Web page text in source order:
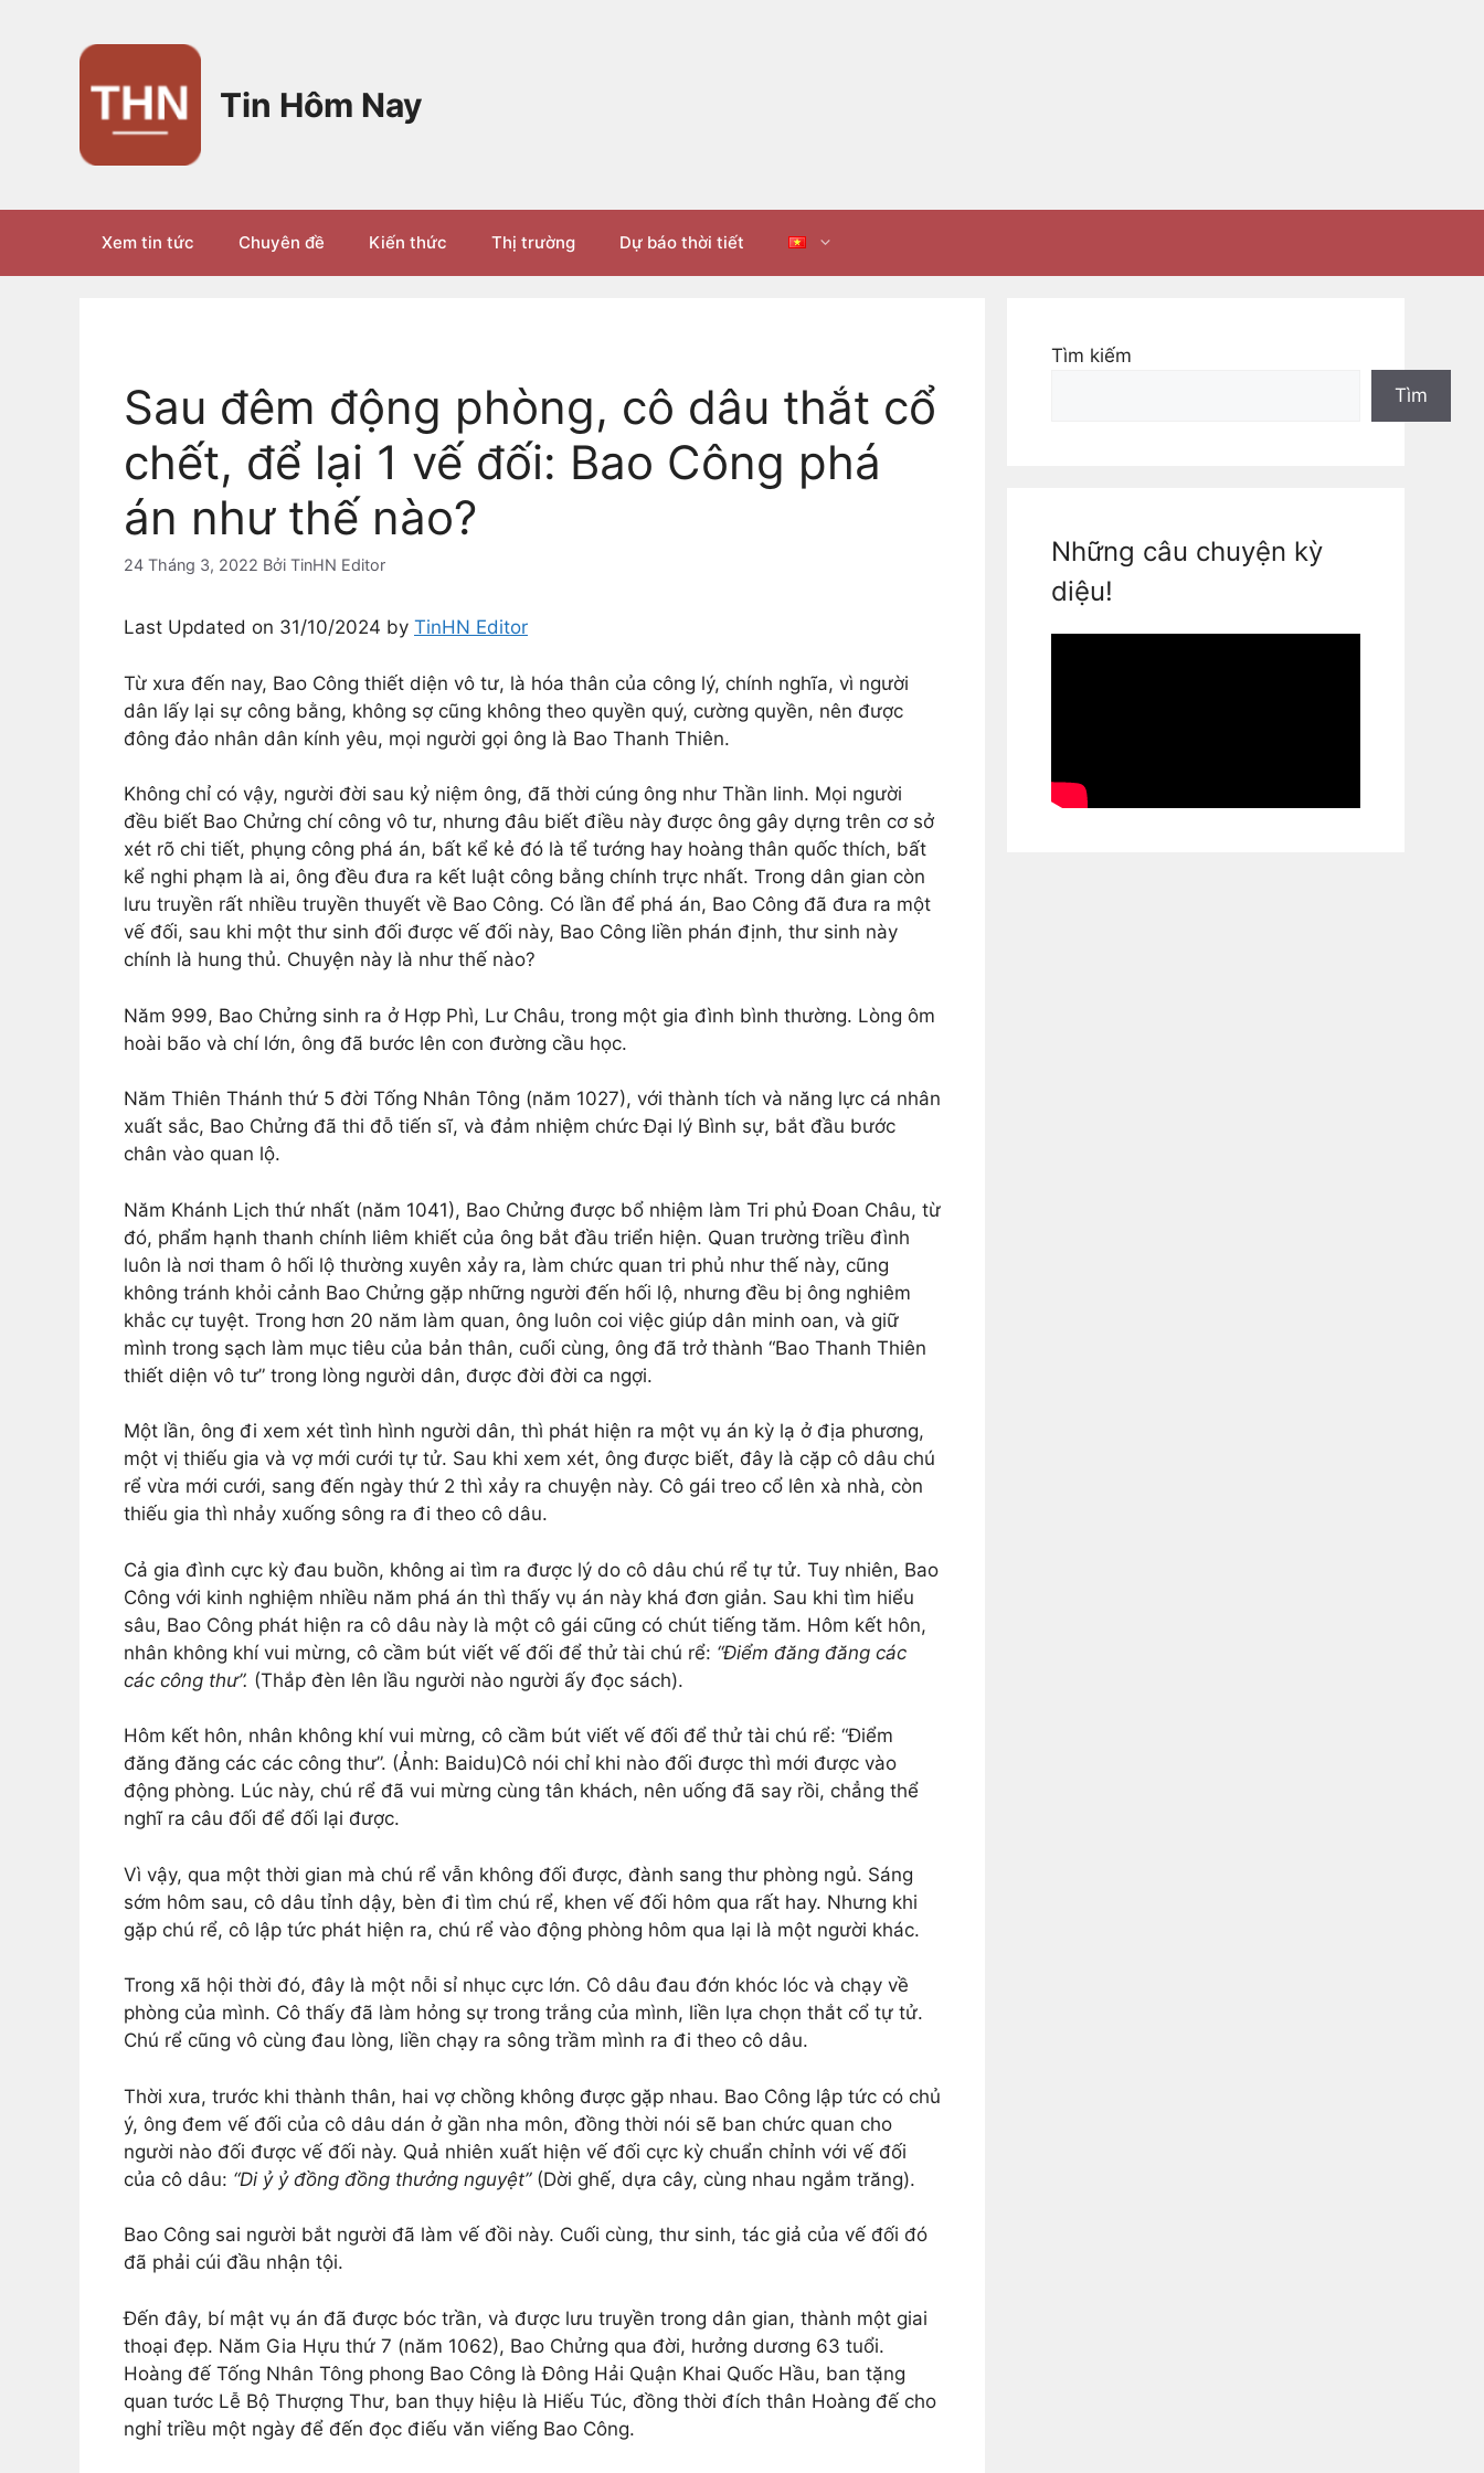
Tin Hôm Nay
Xem tin tức Chuyên đề Kiến thức Thị trường Dự báo thời tiết
Sau đêm động phòng, cô dâu thắt cổ
chết, để lại 1 vế đối: Bao Công phá
án như thế nào?
24 Tháng 3, 2022 Bởi TinHN Editor
Last Updated on 31/10/2024 by TinHN Editor
Từ xưa đến nay, Bao Công thiết diện vô tư, là hóa thân của công lý, chính nghĩa, vì người
dân lấy lại sự công bằng, không sợ cũng không theo quyền quý, cường quyền, nên được
đông đảo nhân dân kính yêu, mọi người gọi ông là Bao Thanh Thiên.
Không chỉ có vậy, người đời sau kỷ niệm ông, đã thời cúng ông như Thần linh. Mọi người
đều biết Bao Chửng chí công vô tư, nhưng đâu biết điều này được ông gây dựng trên cơ sở
xét rõ chi tiết, phụng công phá án, bất kể kẻ đó là tể tướng hay hoàng thân quốc thích, bất
kể nghi phạm là ai, ông đều đưa ra kết luật công bằng chính trực nhất. Trong dân gian còn
lưu truyền rất nhiều truyền thuyết về Bao Công. Có lần để phá án, Bao Công đã đưa ra một
vế đối, sau khi một thư sinh đối được vế đối này, Bao Công liền phán định, thư sinh này
chính là hung thủ. Chuyện này là như thế nào?
Năm 999, Bao Chửng sinh ra ở Hợp Phì, Lư Châu, trong một gia đình bình thường. Lòng ôm
hoài bão và chí lớn, ông đã bước lên con đường cầu học.
Năm Thiên Thánh thứ 5 đời Tống Nhân Tông (năm 1027), với thành tích và năng lực cá nhân
xuất sắc, Bao Chửng đã thi đỗ tiến sĩ, và đảm nhiệm chức Đại lý Bình sự, bắt đầu bước
chân vào quan lộ.
Năm Khánh Lịch thứ nhất (năm 1041), Bao Chửng được bổ nhiệm làm Tri phủ Đoan Châu, từ
đó, phẩm hạnh thanh chính liêm khiết của ông bắt đầu triển hiện. Quan trường triều đình
luôn là nơi tham ô hối lộ thường xuyên xảy ra, làm chức quan tri phủ như thế này, cũng
không tránh khỏi cảnh Bao Chửng gặp những người đến hối lộ, nhưng đều bị ông nghiêm
khắc cự tuyệt. Trong hơn 20 năm làm quan, ông luôn coi việc giúp dân minh oan, và giữ
mình trong sạch làm mục tiêu của bản thân, cuối cùng, ông đã trở thành “Bao Thanh Thiên
thiết diện vô tư” trong lòng người dân, được đời đời ca ngợi.
Một lần, ông đi xem xét tình hình người dân, thì phát hiện ra một vụ án kỳ lạ ở địa phương,
một vị thiếu gia và vợ mới cưới tự tử. Sau khi xem xét, ông được biết, đây là cặp cô dâu chú
rể vừa mới cưới, sang đến ngày thứ 2 thì xảy ra chuyện này. Cô gái treo cổ lên xà nhà, còn
thiếu gia thì nhảy xuống sông ra đi theo cô dâu.
Cả gia đình cực kỳ đau buồn, không ai tìm ra được lý do cô dâu chú rể tự tử. Tuy nhiên, Bao
Công với kinh nghiệm nhiều năm phá án thì thấy vụ án này khá đơn giản. Sau khi tìm hiểu
sâu, Bao Công phát hiện ra cô dâu này là một cô gái cũng có chút tiếng tăm. Hôm kết hôn,
nhân không khí vui mừng, cô cầm bút viết vế đối để thử tài chú rể: “Điểm đăng đăng các
các công thư”. (Thắp đèn lên lầu người nào người ấy đọc sách).
Hôm kết hôn, nhân không khí vui mừng, cô cầm bút viết vế đối để thử tài chú rể: “Điểm
đăng đăng các các công thư”. (Ảnh: Baidu)Cô nói chỉ khi nào đối được thì mới được vào
động phòng. Lúc này, chú rể đã vui mừng cùng tân khách, nên uống đã say rồi, chẳng thể
nghĩ ra câu đối để đối lại được.
Vì vậy, qua một thời gian mà chú rể vẫn không đối được, đành sang thư phòng ngủ. Sáng
sớm hôm sau, cô dâu tỉnh dậy, bèn đi tìm chú rể, khen vế đối hôm qua rất hay. Nhưng khi
gặp chú rể, cô lập tức phát hiện ra, chú rể vào động phòng hôm qua lại là một người khác.
Trong xã hội thời đó, đây là một nỗi sỉ nhục cực lớn. Cô dâu đau đớn khóc lóc và chạy về
phòng của mình. Cô thấy đã làm hỏng sự trong trắng của mình, liền lựa chọn thắt cổ tự tử.
Chú rể cũng vô cùng đau lòng, liền chạy ra sông trầm mình ra đi theo cô dâu.
Thời xưa, trước khi thành thân, hai vợ chồng không được gặp nhau. Bao Công lập tức có chủ
ý, ông đem vế đối của cô dâu dán ở gần nha môn, đồng thời nói sẽ ban chức quan cho
người nào đối được vế đối này. Quả nhiên xuất hiện vế đối cực kỳ chuẩn chỉnh với vế đối
của cô dâu: “Di ỷ ỷ đồng đồng thưởng nguyệt”(Dời ghế, dựa cây, cùng nhau ngắm trăng).
Bao Công sai người bắt người đã làm vế đồi này. Cuối cùng, thư sinh, tác giả của vế đối đó
đã phải cúi đầu nhận tội.
Đến đây, bí mật vụ án đã được bóc trần, và được lưu truyền trong dân gian, thành một giai
thoại đẹp. Năm Gia Hựu thứ 7 (năm 1062), Bao Chửng qua đời, hưởng dương 63 tuổi.
Hoàng đế Tống Nhân Tông phong Bao Công là Đông Hải Quận Khai Quốc Hầu, ban tặng
quan tước Lễ Bộ Thượng Thư, ban thụy hiệu là Hiếu Túc, đồng thời đích thân Hoàng đế cho
nghỉ triều một ngày để đến đọc điếu văn viếng Bao Công.
Tìm kiếm
Tìm
Những câu chuyện kỳ
diệu!